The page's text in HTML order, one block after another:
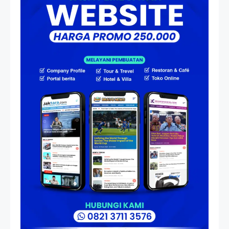
Artikel
HP Dopod U1000, Laptop Mini
yang Mendahului Zaman
Sebelum Era iPhone dan
Smartphone
Resonansi
Seri 1: Republik Karang
Kedempel, Lahirnya Politik
Non-Blok ke Go-Blok!
Artikel
Menelusuri Akar Sejarah Ulang
Tahun PPU, Pertentangan
Bulan Peringatan vs
Pengesahan UU 7/2002